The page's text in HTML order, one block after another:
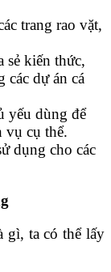
trang rao vặt,
sẻ kiến thức,
các dự án cá
yếu dùng để
vụ cụ thể.
dụng cho các
gì, ta có thể lấy